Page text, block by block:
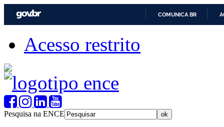
COMUNICA BR
Acesso restrito
Pesquisa na ENCE